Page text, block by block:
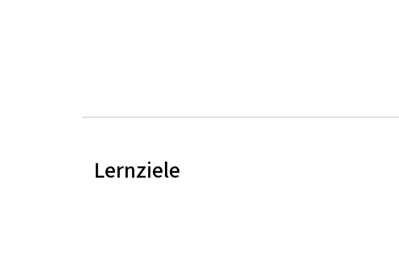
Lernziele